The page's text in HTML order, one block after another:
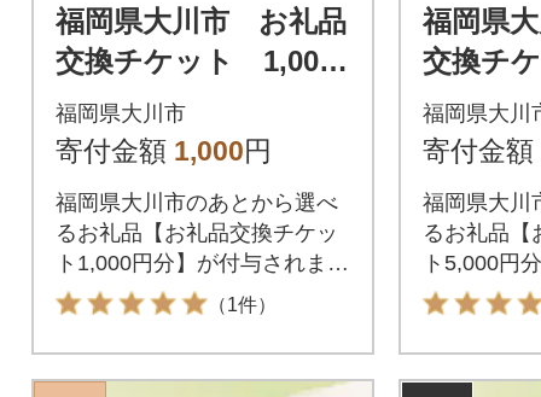
福岡県大川市 お礼品
交換チケット 1,000
円分
福岡県大川市
寄付金額 1,000円
福岡県大川市のあとから選べ
るお礼品【お礼品交換チケッ
ト1,000円分】が付与されま
す。付与されたお礼品交換チ
ケットは福岡県大川市が指定
するお礼品と交換が可能で
す。
（1件）
福岡県
交換チ
円分
福岡県大川
寄付金額
福岡県大川
るお礼品【
ト5,000円
す。付与さ
ケットは福
するお礼品
す。